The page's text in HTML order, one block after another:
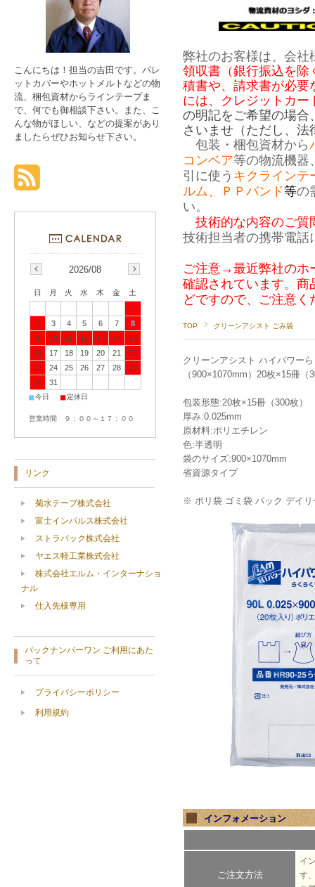
弊社のお客様は、会社
領収書（銀行振込を除
積書や、請求書が必要
には、クレジットカ
の明記をご希望の場合
さいませ（ただし、
包装・梱包資材から
コンベア等の物流機器
引に使う キクラインテ
ルム、ＰＰバンド等の
い。
技術的な内容のご質
技術担当者の携帯電話
ご注意→最近弊社のホ
確認されています。商
どですので、ご注意
TOP クリーンアシスト ごみ袋
クリーンアシスト ハイパワー
（900×1070mm）20枚×15冊（
包装形態:20枚×15冊（300枚）
厚み:0.025mm
原材料:ポリエチレン
色:半透明
袋のサイズ:900×1070mm
省資源タイプ
※ ポリ袋 ゴミ袋 パック デイ
インフォメーション
ご注文方法
イ
す
こんにちは！担当の吉田です。パレ
ットカバーやホットメルトなどの物
流、梱包資材からラインテープま
で、何でも御相談下さい。また、こ
んな物がほしい、などの提案があり
ましたらぜひお知らせ下さい。
2026/08
日 月 火 水 木 金
土
1
2
3 4 5 6 7
8
9
10 11 12 13 14
15
16
17 18 19 20 21
22
23
24 25 26 27 28
29
30
31
■今日 ■定休日
営業時間 ９：００～１７：００
リンク
菊水テープ株式会社
富士インパルス株式会社
ストラパック株式会社
ヤエス軽工業株式会社
株式会社エルム・インターナショ
ナル
仕入先様専用
パックナンバーワン ご利用にあた
って
プライバシーポリシー
利用規約